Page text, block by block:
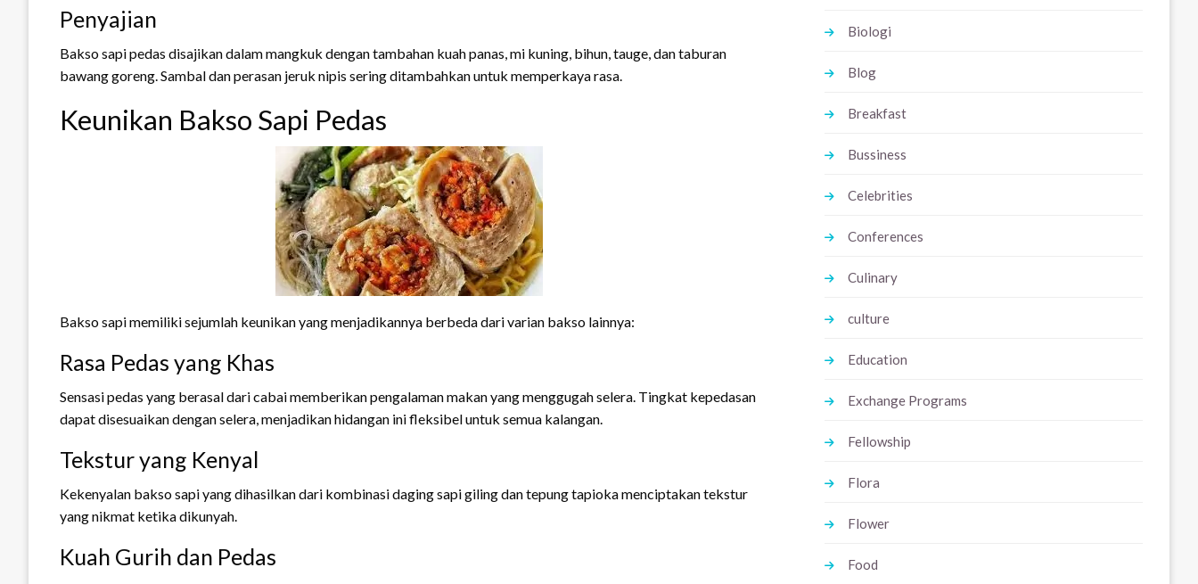
Penyajian
Bakso sapi pedas disajikan dalam mangkuk dengan tambahan kuah panas, mi kuning, bihun, tauge, dan taburan
bawang goreng. Sambal dan perasan jeruk nipis sering ditambahkan untuk memperkaya rasa.
Keunikan Bakso Sapi Pedas
Bakso sapi memiliki sejumlah keunikan yang menjadikannya berbeda dari varian bakso lainnya:
Rasa Pedas yang Khas
Sensasi pedas yang berasal dari cabai memberikan pengalaman makan yang menggugah selera. Tingkat kepedasan
dapat disesuaikan dengan selera, menjadikan hidangan ini fleksibel untuk semua kalangan.
Tekstur yang Kenyal
Kekenyalan bakso sapi yang dihasilkan dari kombinasi daging sapi giling dan tepung tapioka menciptakan tekstur
yang nikmat ketika dikunyah.
Kuah Gurih dan Pedas
Biologi
Blog
Breakfast
Bussiness
Celebrities
Conferences
Culinary
culture
Education
Exchange Programs
Fellowship
Flora
Flower
Food